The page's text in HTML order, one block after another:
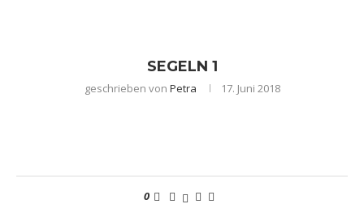
SEGELN 1
geschrieben von Petra 17. Juni 2018
0